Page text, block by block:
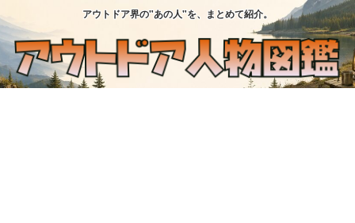
アウトドア界の"あの人"を、まとめて紹介。